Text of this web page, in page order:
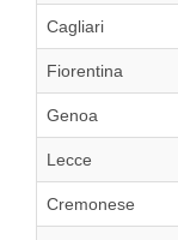
Cagliari
Fiorentina
Genoa
Lecce
Cremonese